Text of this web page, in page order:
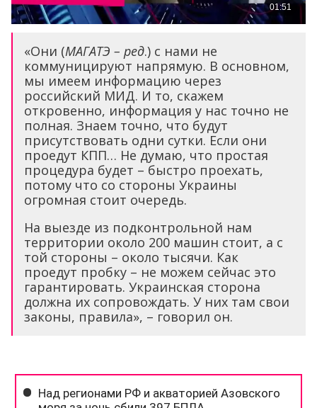
«Они (МАГАТЭ – ред.) с нами не
коммуницируют напрямую. В основном,
мы имеем информацию через
российский МИД. И то, скажем
откровенно, информация у нас точно не
полная. Знаем точно, что будут
присутствовать одни сутки. Если они
проедут КПП… Не думаю, что простая
процедура будет – быстро проехать,
потому что со стороны Украины
огромная стоит очередь.
На выезде из подконтрольной нам
территории около 200 машин стоит, а с
той стороны – около тысячи. Как
проедут пробку – не можем сейчас это
гарантировать. Украинская сторона
должна их сопровождать. У них там свои
законы, правила», – говорил он.